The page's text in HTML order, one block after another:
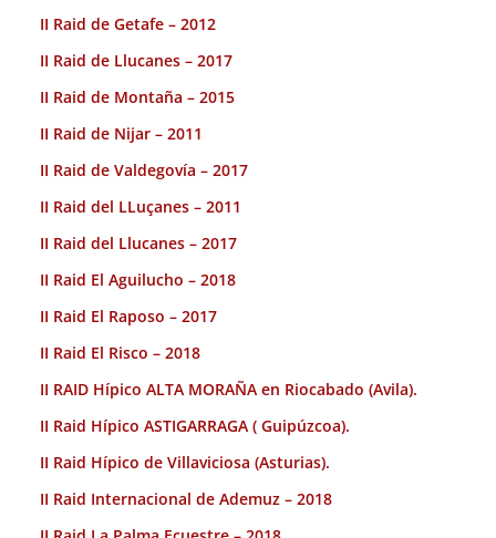
II Raid de Getafe – 2012
II Raid de Llucanes – 2017
II Raid de Montaña – 2015
II Raid de Nijar – 2011
II Raid de Valdegovía – 2017
II Raid del LLuçanes – 2011
II Raid del Llucanes – 2017
II Raid El Aguilucho – 2018
II Raid El Raposo – 2017
II Raid El Risco – 2018
II RAID Hípico ALTA MORAÑA en Riocabado (Avila).
II Raid Hípico ASTIGARRAGA ( Guipúzcoa).
II Raid Hípico de Villaviciosa (Asturias).
II Raid Internacional de Ademuz – 2018